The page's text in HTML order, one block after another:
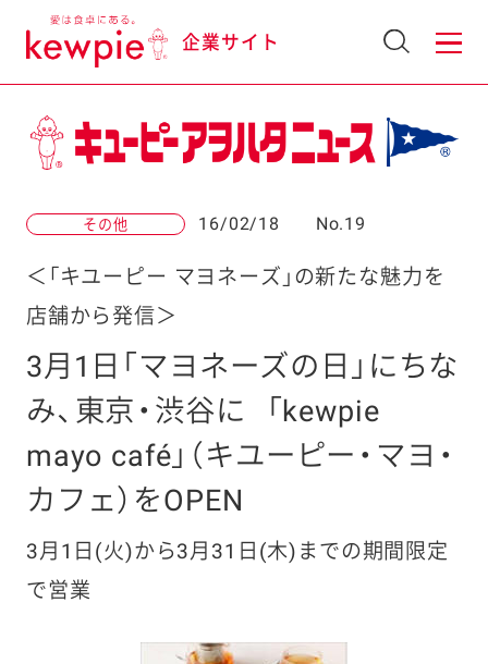
企業サイト
その他 16/02/18 No.19
＜「キユーピー マヨネーズ」の新たな魅力を
店舗から発信＞
3月1日「マヨネーズの日」にちな
み、東京・渋谷に
「kewpie
mayo café」（キユーピー・マヨ・
カフェ）をOPEN
3月1日(火)から3月31日(木)までの期間限定
で営業